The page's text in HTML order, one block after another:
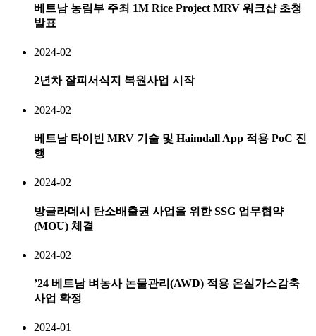
베트남 농림부 주최 1M Rice Project MRV 워크샵 초청
발표
2024-02
2년차 잘피서식지 복원사업 시작
2024-02
베트남 타이빈 MRV 기술 및 Haimdall App 적용 PoC 진
행
2024-02
방글라데시 탄소배출권 사업을 위한 SSG 업무협약
(MOU) 체결
2024-02
’24 베트남 벼농사 논물관리(AWD) 적용 온실가스감축
사업 확정
2024-01